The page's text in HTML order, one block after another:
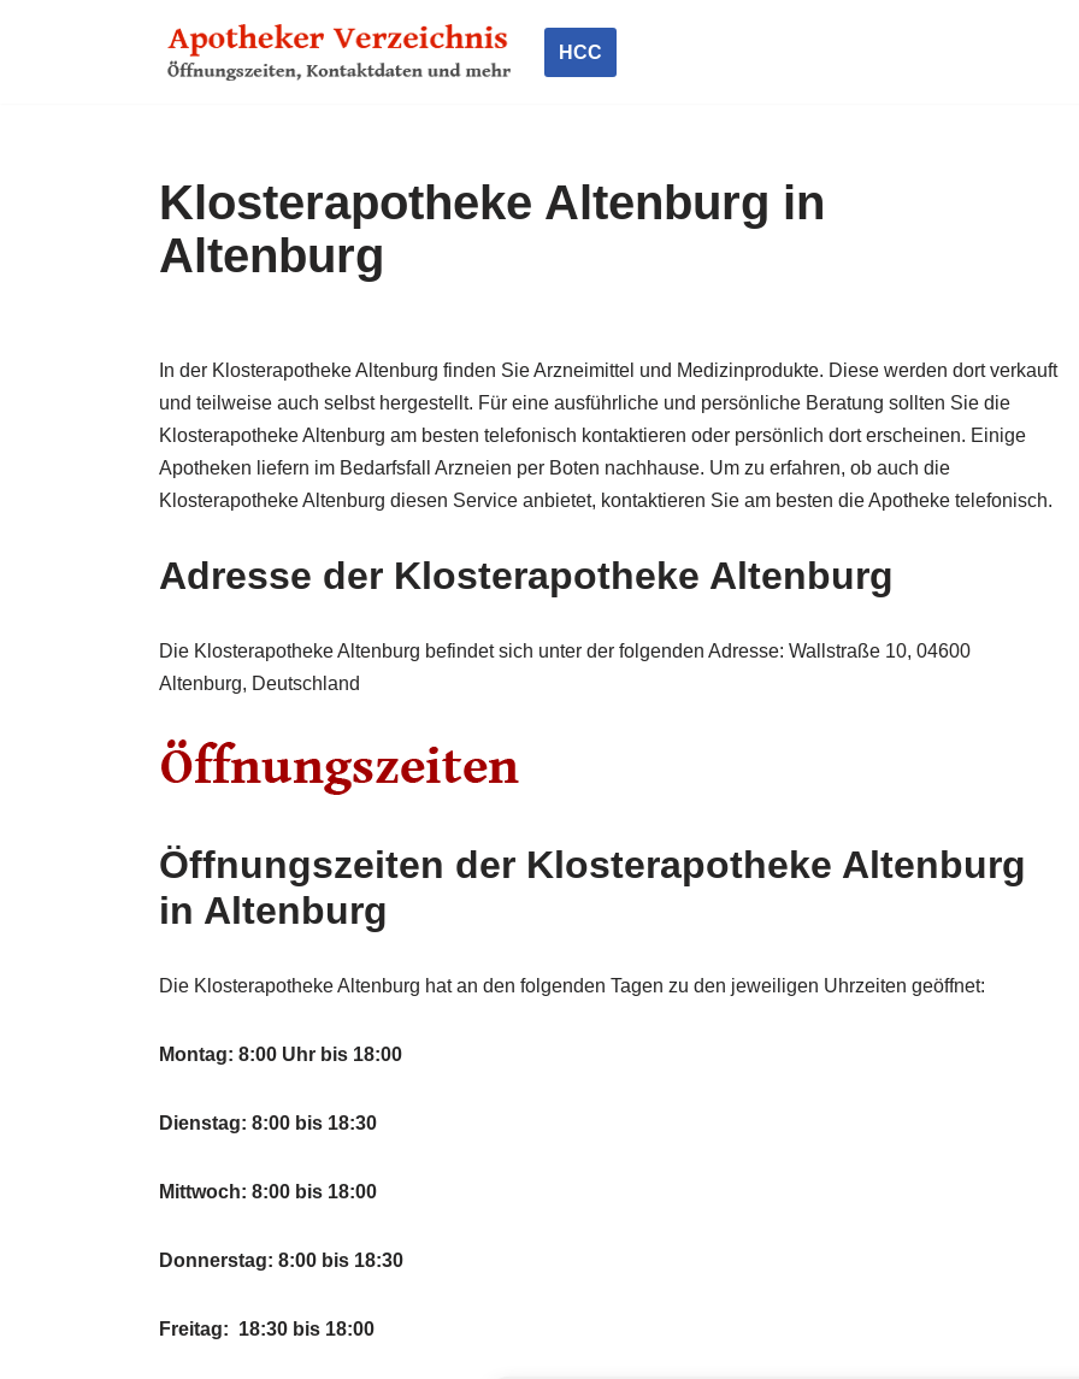
HCC
Klosterapotheke Altenburg in
Altenburg
In der Klosterapotheke Altenburg finden Sie Arzneimittel und Medizinprodukte. Diese werden dort verkauft
und teilweise auch selbst hergestellt. Für eine ausführliche und persönliche Beratung sollten Sie die
Klosterapotheke Altenburg am besten telefonisch kontaktieren oder persönlich dort erscheinen. Einige
Apotheken liefern im Bedarfs­fall Arzneien per Boten nachhause. Um zu erfahren, ob auch die
Klosterapotheke Altenburg diesen Service anbietet, kontaktieren Sie am besten die Apotheke telefonisch.
Adresse der Klosterapotheke Altenburg
Die Klosterapotheke Altenburg befindet sich unter der folgenden Adresse: Wallstraße 10, 04600
Altenburg, Deutschland
Öffnungszeiten der Klosterapotheke Altenburg
in Altenburg
Die Klosterapotheke Altenburg hat an den folgenden Tagen zu den jeweiligen Uhrzeiten geöffnet:
Montag: 8:00 Uhr bis 18:00
Dienstag: 8:00 bis 18:30
Mittwoch: 8:00 bis 18:00
Donnerstag: 8:00 bis 18:30
Freitag: 18:30 bis 18:00